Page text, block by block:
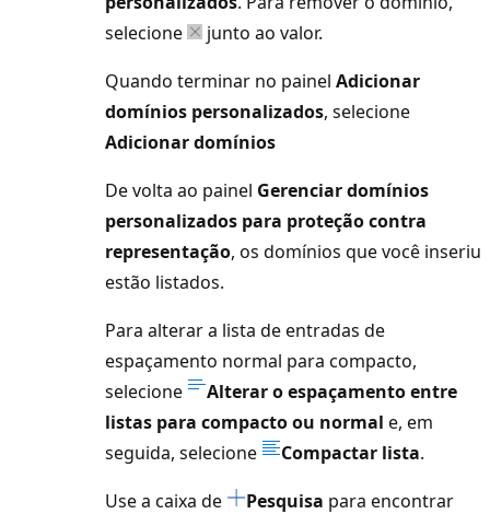
selecione
junto ao valor.
Quando terminar no painel Adicionar
domínios personalizados, selecione
Adicionar domínios
De volta ao painel Gerenciar domínios
personalizados para proteção contra
representação, os domínios que você inseriu
estão listados.
Para alterar a lista de entradas de
espaçamento normal para compacto,
selecione
Alterar o espaçamento entre
listas para compacto ou normal e, em
seguida, selecione
Compactar lista.
Use a caixa de
Pesquisa para encontrar